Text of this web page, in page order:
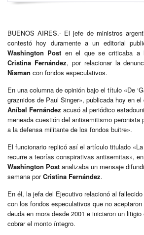
BUENOS AIRES.- El jefe de ministros
contestó hoy duramente a un editorial
Washington Post en el que se criticaba a
Cristina Fernández, por relacionar la
Nisman con fondos especulativos.
En una columna de opinión bajo el título «De
graznidos de Paul Singer», publicada hoy en
Aníbal Fernández acusó al periódico
meneada cuestión del antisemitismo peronista
a la defensa militante de los fondos buitre».
El funcionario replicó así el artículo titulado
recurre a teorías conspirativas antisemitas»,
Washington Post analizaba un mensaje
semana porCristina Fernández.
En él, la jefa del Ejecutivo relacionó al
con los fondos especulativos que no
deuda en mora desde 2001 e iniciaron un
cobrar el monto íntegro.